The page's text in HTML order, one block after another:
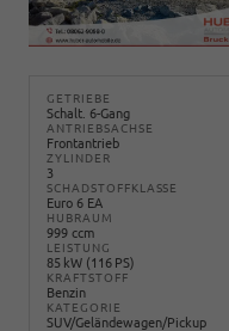
GETRIEBE
Schalt. 6-Gang
ANTRIEBSACHSE
Frontantrieb
ZYLINDER
3
SCHADSTOFFKLASSE
Euro 6 EA
HUBRAUM
999 ccm
LEISTUNG
85 kW (116 PS)
KRAFTSTOFF
Benzin
KATEGORIE
SUV/Geländewagen/Pickup